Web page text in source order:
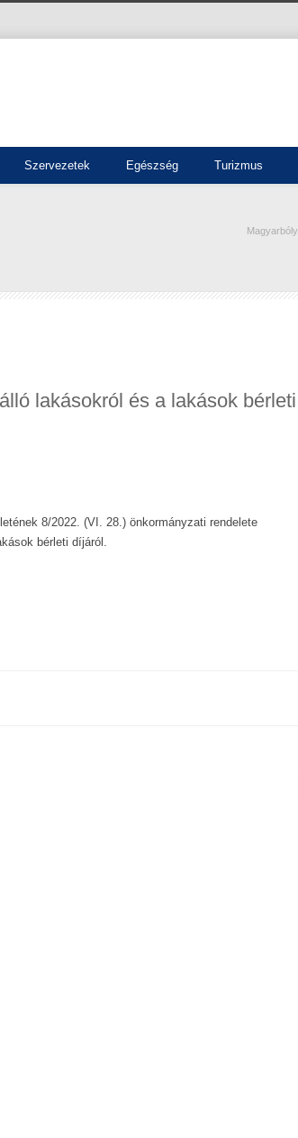
Szervezetek Egészség Turizmus
Magyarbóly
lakásokról és a lakások bérleti
8/2022. (VI. 28.) önkormányzati rendelete
bérleti díjáról.